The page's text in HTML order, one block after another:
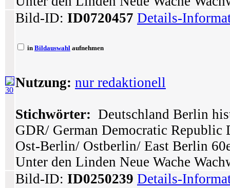
30
Bild-ID: ID0720457 Details-
in Bildauswahl aufnehmen
Nutzung: nur redaktionell
Stichwörter: Deutschland Berlin
GDR/ German Democratic
Ost-Berlin/ Ostberlin/ East Berlin
Unter den Linden Neue Wache
Bild-ID: ID0250239 Details-